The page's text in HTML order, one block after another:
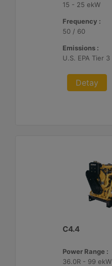
15 - 25 ekW
Frequency :
50 / 60
Emissions :
U.S. EPA Tier 3
Detay
C4.4
Power Range :
36.0R - 99 ekW